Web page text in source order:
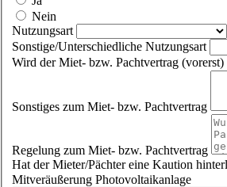
Nein
Nutzungsart
Sonstige/Unterschiedliche Nutzungsart
Wird der Miet- bzw. Pachtvertrag (vorerst)
Sonstiges zum Miet- bzw. Pachtvertrag
Regelung zum Miet- bzw. Pachtvertrag
Hat der Mieter/Pächter eine Kaution
Mitveräußerung Photovoltaikanlage